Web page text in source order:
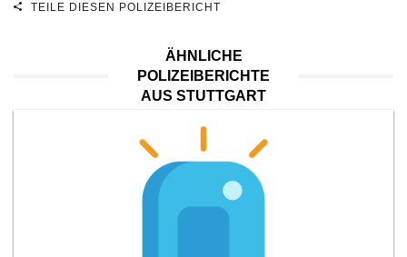
TEILE DIESEN POLIZEIBERICHT
ÄHNLICHE
POLIZEIBERICHTE
AUS STUTTGART